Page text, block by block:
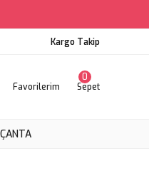
Kargo Takip
Favorilerim Sepet
0
ÇANTA